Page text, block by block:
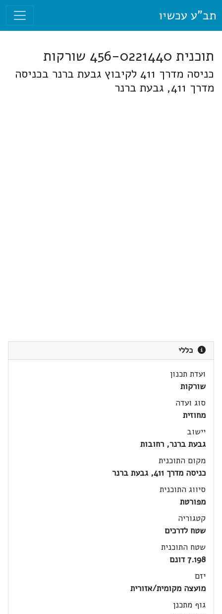
תב"ע עכשיו
תוכנית 456-0221440 שורקות
כניסה מדרך 411 לקיבוץ גבעת ברנר בכניסה
מדרך 411, גבעת ברנר
כללי
ועדת תכנון
שורקות
סוג ועדה
מחוזית
יישוב
גבעת ברנר, רחובות
מקום התוכנית
כניסה מדרך 411, גבעת ברנר
סיווג התוכנית
מפורטת
קטגוריה
שטח לדרכים
שטח התוכנית
7.198 דונם
יזם
מועצה מקומית/אזורית
גוף מתכנן